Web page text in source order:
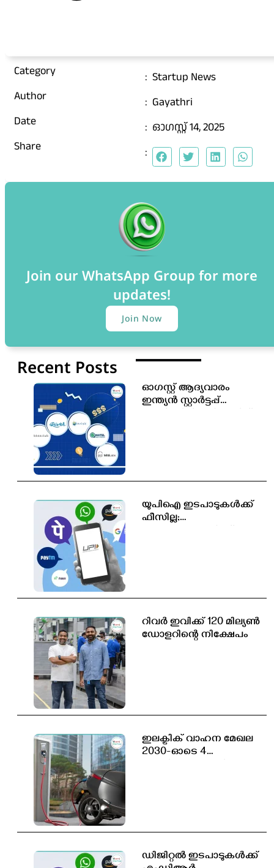
Category : Startup News
Author
: Gayathri
Date
: ഓഗസ്റ്റ്‌ 14, 2025
Share
:
Join our WhatsApp Group for more
updates!
Join Now
Recent Posts
ഓഗസ്റ്റ് ആദ്യവാരം
ഇന്ത്യൻ സ്റ്റാർട്ടപ്പ്
യുപിഐ ഇടപാടുകൾക്ക്
ഫീസില്ല;
റിവർ ഇവിക്ക് 120 മില്യൺ
ഡോളറിന്റെ നിക്ഷേപം
ഇലക്ട്രിക് വാഹന മേഖല
2030-ഓടെ 4
ഡിജിറ്റൽ ഇടപാടുകൾക്ക്